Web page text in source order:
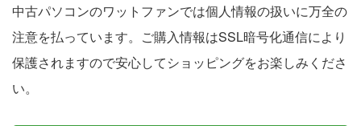
中古パソコンのワットファンでは個人情報の扱いに万全の
注意を払っています。ご購入情報はSSL暗号化通信により
保護されますので安心してショッピングをお楽しみくださ
い。